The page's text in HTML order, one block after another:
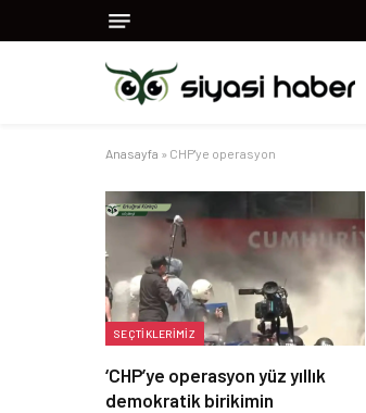
Anasayfa » CHP'ye operasyon
SEÇTIKLERIMIZ
‘CHP’ye operasyon yüz yıllık
demokratik birikimin